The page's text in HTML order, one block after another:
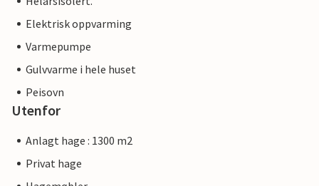
Elektrisk oppvarming
Varmepumpe
Gulvvarme i hele huset
Peisovn
Utenfor
Anlagt hage : 1300 m2
Privat hage